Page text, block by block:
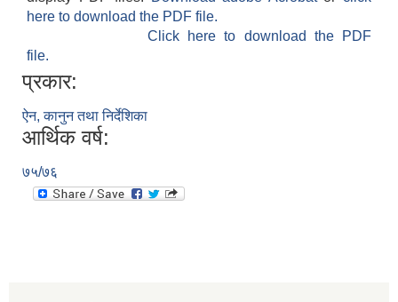
here to download the PDF file.
Click here to download the PDF
file.
प्रकार:
ऐन, कानुन तथा निर्देशिका
आर्थिक वर्ष:
७५/७६